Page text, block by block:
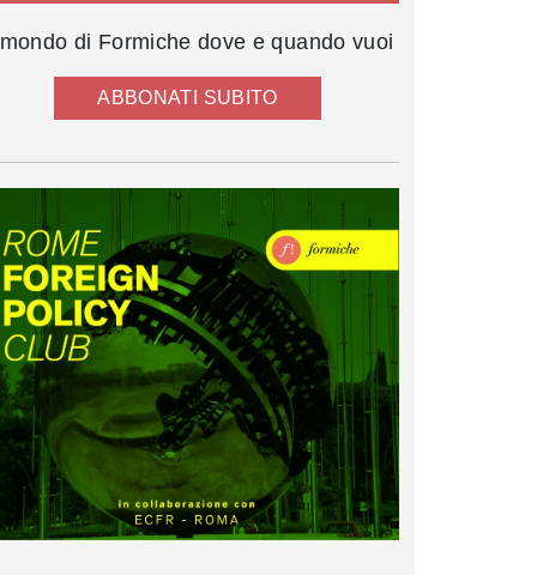
di Formiche dove e quando vuoi
ABBONATI SUBITO